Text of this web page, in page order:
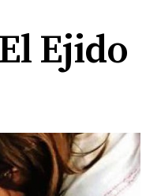
Ejido